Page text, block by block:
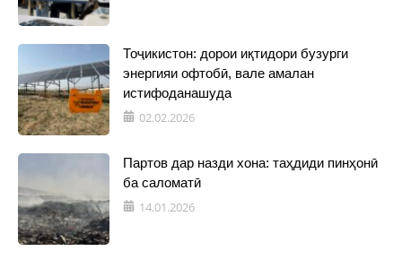
Тоҷикистон: дорои иқтидори бузурги
энергияи офтобӣ, вале амалан
истифоданашуда
02.02.2026
Партов дар назди хона: таҳдиди пинҳонӣ
ба саломатӣ
14.01.2026